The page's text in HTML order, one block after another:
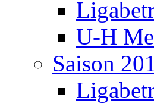
U-H
Saison